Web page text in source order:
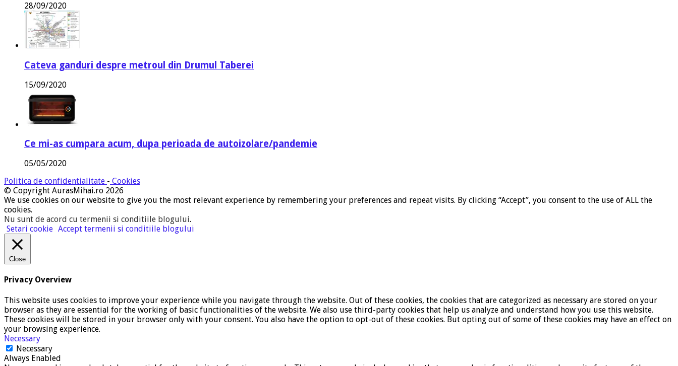
28/09/2020
Cateva ganduri despre metroul din Drumul Taberei
15/09/2020
Ce mi-as cumpara acum, dupa perioada de autoizolare/pandemie
05/05/2020
Politica de confidentialitate - Cookies
© Copyright AurasMihai.ro 2026
We use cookies on our website to give you the most relevant experience by remembering your preferences and repeat visits. By clicking “Accept”, you consent to the use of ALL the
cookies.
Nu sunt de acord cu termenii si conditiile blogului.
Setari cookie Accept termenii si conditiile blogului
Close
Privacy Overview
This website uses cookies to improve your experience while you navigate through the website. Out of these cookies, the cookies that are categorized as necessary are stored on your
browser as they are essential for the working of basic functionalities of the website. We also use third-party cookies that help us analyze and understand how you use this website.
These cookies will be stored in your browser only with your consent. You also have the option to opt-out of these cookies. But opting out of some of these cookies may have an effect on
your browsing experience.
Necessary
Necessary
Always Enabled